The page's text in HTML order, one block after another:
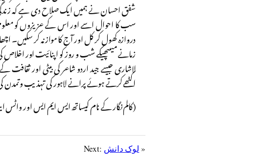
شفق احسان نے ہمیں ایک صلاح دی ہے کہ زندگی
سب کا احوال اسے اور اس کے عزیزوں کو
دروازہ کھول کر کل اور آج کا موازنہ کر سکیں۔
زمانے میںپھیکے شب و روز کو اپنائیت اور
لاشاری جیسے جید اردو شاعر کی بیٹی اور
اکٹھے کرتے ہوئے پرانے لاہور کی تہذیب
(کالم نگار کے نام کیساتھ ایس ایم ایس اور واٹس ایپ
Next: لوک دانش »